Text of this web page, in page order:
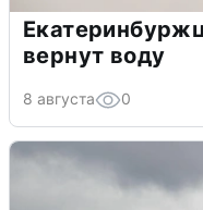
вернут воду
8 августа 0